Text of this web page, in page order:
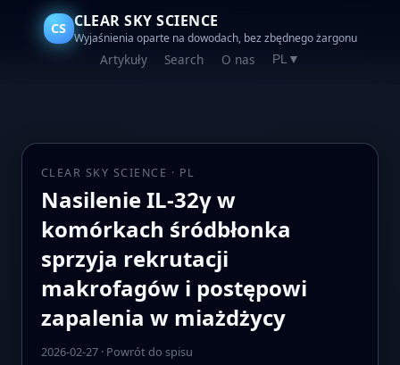
CS CLEAR SKY SCIENCE
Wyjaśnienia oparte na dowodach, bez zbędnego żargonu
Artykuły Search O nas PL▼
CLEAR SKY SCIENCE · PL
Nasilenie IL-32γ w
komórkach śródbłonka
sprzyja rekrutacji
makrofagów i postępowi
zapalenia w miażdżycy
2026-02-27· Powrót do spisu